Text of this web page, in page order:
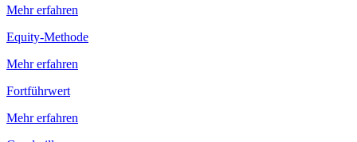
Mehr erfahren
Equity-Methode
Mehr erfahren
Fortführwert
Mehr erfahren